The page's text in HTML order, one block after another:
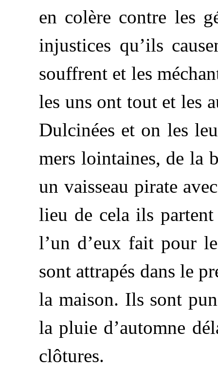
en colère contre les
injustices qu’ils
souffrent et les
les uns ont tout et les
Dulcinées et on les
mers lointaines, de la
un vaisseau pirate
lieu de cela ils
l’un d’eux fait pour
sont attrapés dans le
la maison. Ils sont
la pluie d’automne
clôtures.